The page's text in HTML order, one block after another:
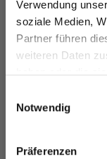
Verwendung
soziale Medien,
Partner führen
weiteren Daten
haben oder die
Notwendig
Präferenzen
und